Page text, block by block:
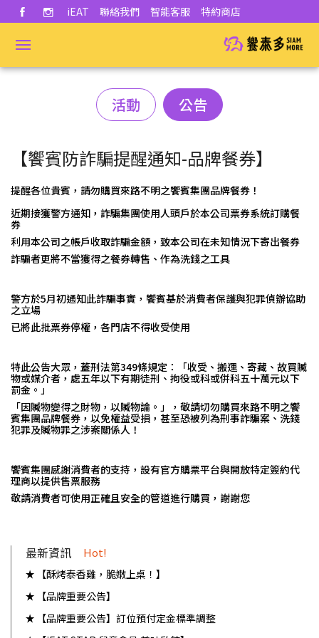
iEAT 聯絡我們 智能客服 特約商店
活動 公告
【饗賓防詐騙提醒通知-品牌餐券】
提醒各位貴賓，請勿購買來路不明之饗賓集團品牌餐券！
近期接獲警方通知，詐騙集團使用人頭戶於本公司票券系統訂購餐
券
利用本公司之帳戶收取詐騙金額，致本公司在未知情況下寄出餐券
詐騙者更將不當獲得之餐券轉售、作為洗錢之工具
警方於5月初通知此詐騙事實，饗賓基於消費者保護與犯罪偵辦協助
之立場
已將此批票券停權，各門店不得收受使用
特此公告大眾，蓋刑法第349條規定：「收受、搬運、寄藏、故買贓
物或媒介者，處五年以下有期徒刑、拘役或科或併科五十萬元以下
罰金。」
「因贓物變得之財物，以贓物論。」，敬請切勿購買來路不明之饗
賓集團品牌餐券，以免權益受損，甚至恐被列為刑事詐騙案、洗錢
犯罪及贓物罪之涉案關係人！
饗賓集團感謝消費者的支持，設有官方購票平台與開放特定簽約代
理商以提供售票服務
敬請消費者可使用正確且安全的管道進行購買，謝謝您
最新資訊 Hot!
【酥烤泰香雞，脆嫩上桌！】
【品牌重要公告】
【品牌重要公告】訂位預付定金標準調整